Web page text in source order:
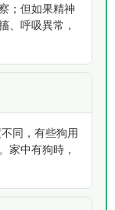
；但如果精神
、呼吸異常，
同，有些狗用
家中有狗時，